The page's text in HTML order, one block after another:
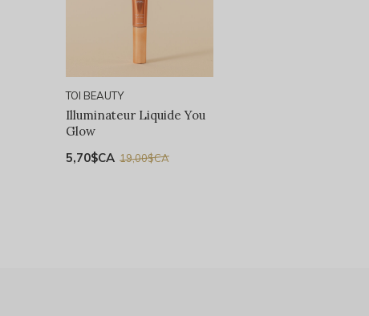
TOI BEAUTY
Illuminateur Liquide You
Glow
5,70$CA 19,00$CA